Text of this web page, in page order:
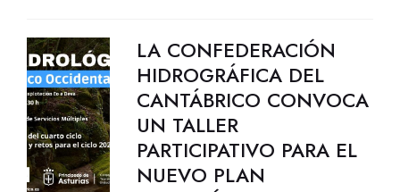
LA CONFEDERACIÓN
HIDROGRÁFICA DEL
CANTÁBRICO CONVOCA
UN TALLER
PARTICIPATIVO PARA EL
NUEVO PLAN